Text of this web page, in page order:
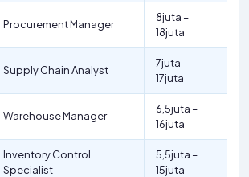
Procurement Manager
8juta –
18juta
Supply Chain Analyst
7juta –
17juta
Warehouse Manager
6,5juta –
16juta
Inventory Control
Specialist
5,5juta –
15juta